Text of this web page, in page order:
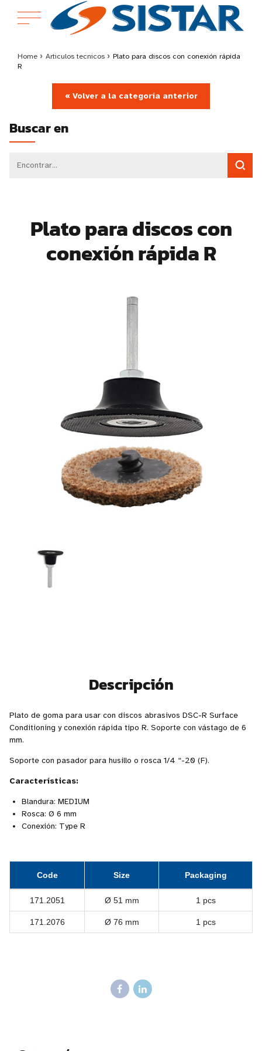
Home › Articulos tecnicos › Plato para discos con conexión rápida
R
« Volver a la categoría anterior
Buscar en
Plato para discos con
conexión rápida R
Descripción
Plato de goma para usar con discos abrasivos DSC-R Surface
Conditioning y conexión rápida tipo R. Soporte con vástago de 6
mm.
Soporte con pasador para husillo o rosca 1/4 “-20 (F).
Características:
Blandura: MEDIUM
Rosca: Ø 6 mm
Conexión: Type R
Code Size Packaging
171.2051 Ø 51 mm 1 pcs
171.2076 Ø 76 mm 1 pcs